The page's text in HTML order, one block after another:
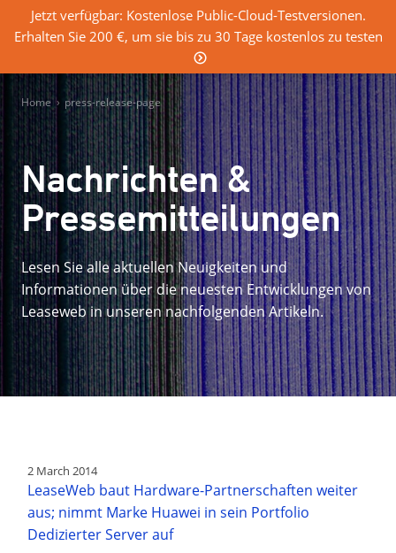
Jetzt verfügbar: Kostenlose Public-Cloud-Testversionen.
Erhalten Sie 200 €, um sie bis zu 30 Tage kostenlos zu testen
Einloggen
0
Home › press-release-page
Nachrichten &
Pressemitteilungen
Lesen Sie alle aktuellen Neuigkeiten und
Informationen über die neuesten Entwicklungen von
Leaseweb in unseren nachfolgenden Artikeln.
2 March 2014
LeaseWeb baut Hardware-Partnerschaften weiter
aus; nimmt Marke Huawei in sein Portfolio
Dedizierter Server auf